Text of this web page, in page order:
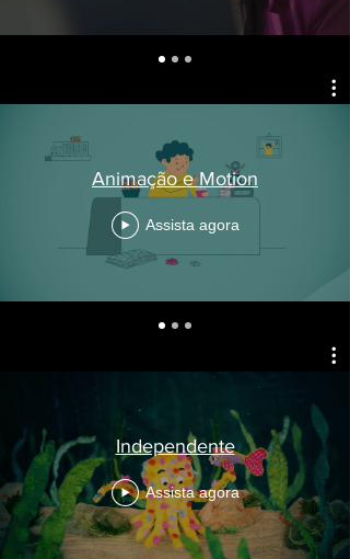
Animação e Motion
Assista agora
Independente
Assista agora